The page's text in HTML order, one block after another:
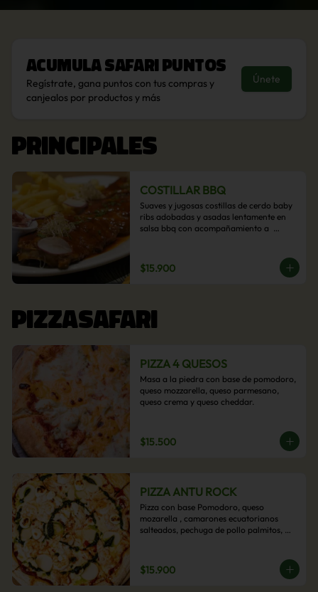
AcumulaSafari Puntos
Regístrate, gana puntos con tus compras y
canjealos por productos y más
Únete
PRINCIPALES
COSTILLAR BBQ
Suaves y jugosas costillas de cerdo baby
ribs adobadas y asadas lentamente en
salsa bbq con acompañamiento a
salteadas, Papas parmentier, Papas
fritas, Arroz blanco.
$15.900
PIZZASAFARI
PIZZA 4 QUESOS
Masa a la piedra con base de pomodoro,
queso mozzarella, queso parmesano,
queso crema y queso cheddar.
$15.500
PIZZA ANTU ROCK
Pizza con base Pomodoro, queso
mozarella , camarones ecuatorianos
salteados, pechuga de pollo palmitos,
$15.900